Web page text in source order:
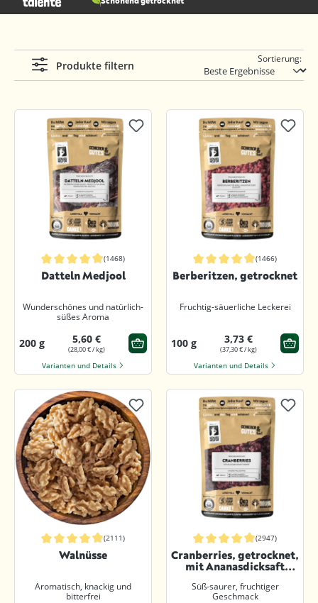
Produkte filtern
Sortierung:
Durchschnittliche Bewertung von 4.9 von 5 Sternen
(1468)
Datteln Medjool
Wunderschönes und natürlich-
süßes Aroma
200 g 5,60 €
(28,00 € / kg)
Varianten und Details
Durchschnittliche Bewertung von
(1466)
Berberitzen, getrocknet
Fruchtig-säuerliche Leckerei
100 g 3,73 €
(37,30 € / kg)
Varianten und Details
Durchschnittliche Bewertung von 4.8 von 5 Sternen
(2111)
Walnüsse
Aromatisch, knackig und
bitterfrei
Durchschnittliche Bewertung von
(2947)
Cranberries, getrocknet,
mit Ananasdicksaft
Süß-saurer, fruchtiger
Geschmack